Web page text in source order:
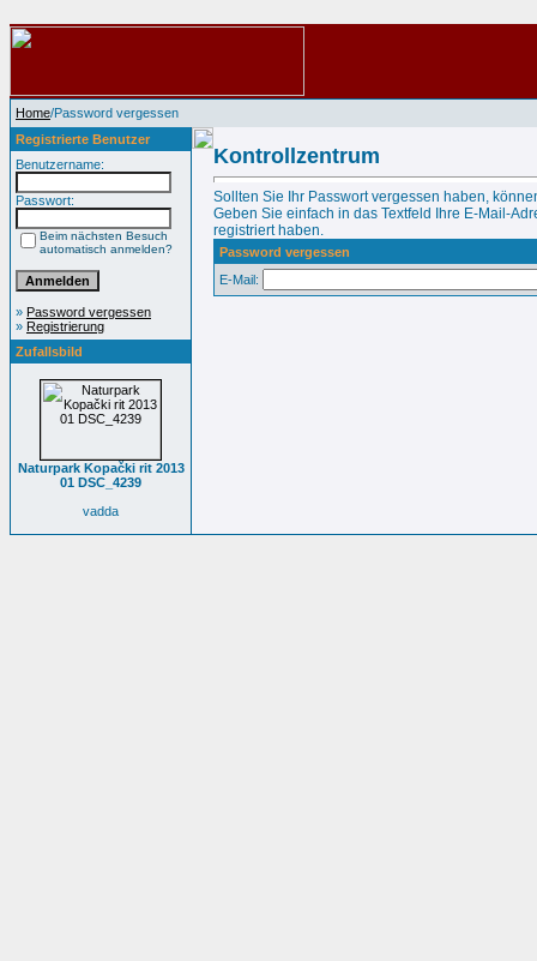
Home/Password vergessen
Registrierte Benutzer
Benutzername:
Passwort:
Beim nächsten Besuch
automatisch anmelden?
» Password vergessen
» Registrierung
Zufallsbild
Naturpark Kopački rit 2013
01 DSC_4239
vadda
Kontrollzentrum
Sollten Sie Ihr Passwort vergessen haben,
Geben Sie einfach in das Textfeld Ihre E-Mail-
registriert haben.
Password vergessen
E-Mail: